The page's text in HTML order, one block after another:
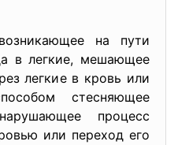
на пути
в легкие, мешающее
легкие в кровь или
стесняющее
процесс
или переход его